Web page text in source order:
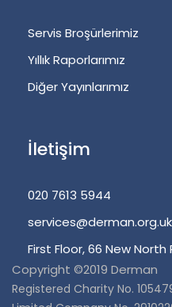
Servis Broşürlerimiz
Yıllık Raporlarımız
Diğer Yayınlarımız
İletişim
020 7613 5944
services@derman.org.uk
First Floor, 66 New North
Copyright ©2019 Derman
Registered Charity No.